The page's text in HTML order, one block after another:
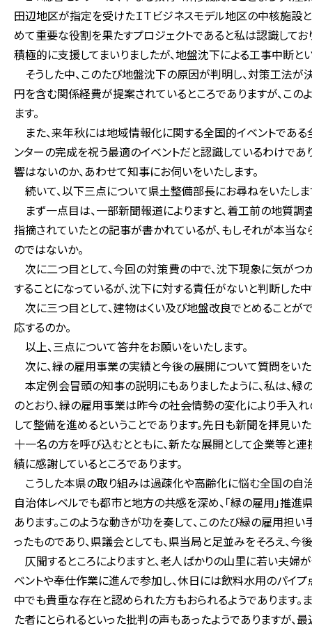
田辺地区が指定を受けたＩＴビジネスモデル地区の中核施設
めて重要な役割を果たすプロジェクトであると私は認識してお
積極的に支援してまいりましたが、地盤沈下による工事中断と
そうした中、このたび地盤沈下の原因が判明し、対策工法
円を含む関係経費が提案されているところでありますが、こ
ます。
また、来年秋には地域情報化に関する全国的イベントである
ンターの完成を祝う最適のイベントだと認識しているわけで
響はないのか、あわせて知事にお伺いをいたします。
続いて、以下三点について県土整備部長にお尋ねをいたしま
まず一点目は、一部新聞報道によりますと、着工前の地質
指摘されていたとの記事が書かれているが、もしそれが本当
のではないか。
次に二つ目として、今回の対策費の中で、沈下現象に気が
することになっているが、沈下に対する責任がないと判断した
次に三つ目として、建物はくい及び地盤改良でとめること
応するのか。
以上、三点について答弁をお願いをいたします。
次に、緑の雇用事業の実績と今後の展開について質問をいた
本定例会冒頭の知事の説明にもありましたように、私は、緑
のとおり、緑の雇用事業は昨今の社会情勢の変化により手入
して整備を進めるということであります。先日も新聞を拝見
十一名の方を呼び込むとともに、新たな展開として企業等と
績に感謝しているところであります。
こうした本県の取り組みは過疎化や高齢化に悩む全国の自
自治体レベルでも都市と地方の共感を深め、「緑の雇用」推
あります。このような動きが功を奏して、このたび緑の雇用
ったものであり、県議会としても、県当局と足並みをそろえ、
仄聞するところによりますと、老人ばかりの山里に若い夫婦
ベントや奉仕作業に進んで参加し、休日には飲料水用のパイ
中でも貴重な存在と認められた方もおられるようであります
た者にとられるといった批判の声もあったようでありますが